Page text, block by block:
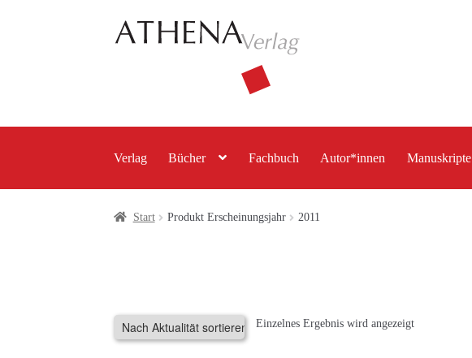
Zur
Zum
Verlag Bücher Fachbuch Autor*innen Manuskripte
Start Produkt Erscheinungsjahr 2011
Einzelnes Ergebnis wird angezeigt